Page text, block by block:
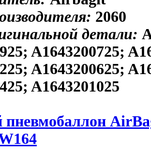
2060
детали:
A1643200725;
A1643200625;
A1643201025
пневмобаллон